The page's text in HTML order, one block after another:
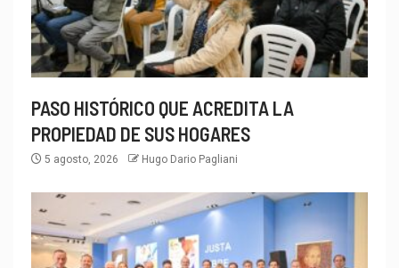
PASO HISTÓRICO QUE ACREDITA LA
PROPIEDAD DE SUS HOGARES
5 agosto, 2026 Hugo Dario Pagliani